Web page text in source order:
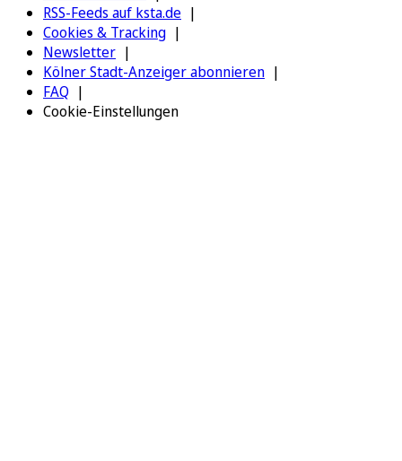
RSS-Feeds auf ksta.de
Cookies & Tracking
Newsletter
Kölner Stadt-Anzeiger abonnieren
FAQ
Cookie-Einstellungen